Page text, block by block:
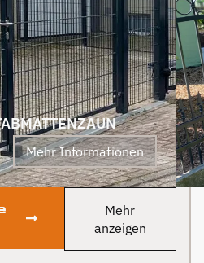
wird auf jeden Fall auch
an Berg Zäune gehen.
Klare Empfehlung von
uns! PS Nach
Fertigstellung, gab es
zum Dank und Abschied
sogar noch ein Paket mit
leckerem Honig. Danke
auch dafür!
Mehr Informationen
Mehr
anzeigen